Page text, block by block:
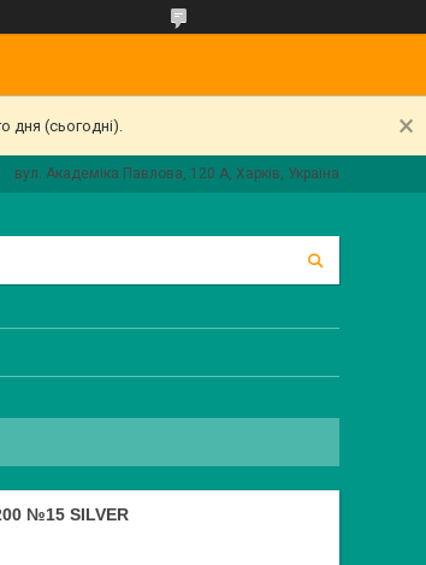
дня (сьогодні).
вул. Академіка Павлова, 120 А, Харків, Україна
№15 SILVER